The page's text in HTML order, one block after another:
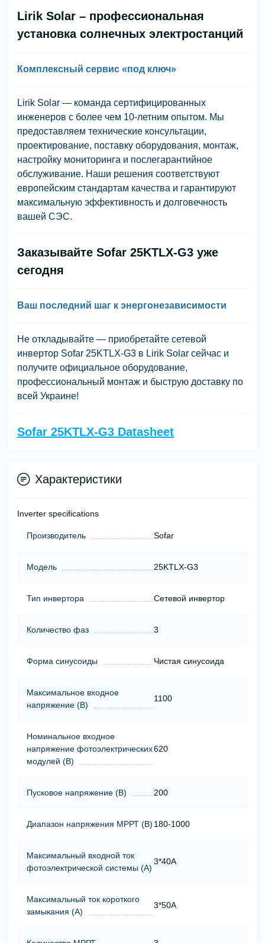
Lirik Solar – профессиональная
установка солнечных электростанций
Комплексный сервис «под ключ»
Lirik Solar — команда сертифицированных
инженеров с более чем 10-летним опытом. Мы
предоставляем технические консультации,
проектирование, поставку оборудования, монтаж,
настройку мониторинга и послегарантийное
обслуживание. Наши решения соответствуют
европейским стандартам качества и гарантируют
максимальную эффективность и долговечность
вашей СЭС.
Заказывайте Sofar 25KTLX-G3 уже
сегодня
Ваш последний шаг к энергонезависимости
Не откладывайте — приобретайте сетевой
инвертор Sofar 25KTLX-G3 в Lirik Solar сейчас и
получите официальное оборудование,
профессиональный монтаж и быструю доставку по
всей Украине!
Sofar 25KTLX-G3 Datasheet
Характеристики
Inverter specifications
Производитель Sofar
Модель 25KTLX-G3
Тип инвертора Сетевой инвертор
Количество фаз 3
Форма синусоиды Чистая синусоида
Максимальное входное
напряжение (В)
1100
Номинальное входное
напряжение фотоэлектрических
модулей (В)
620
Пусковое напряжение (В) 200
Диапазон напряжения МРРТ (В) 180-1000
Максимальный входной ток
фотоэлектрической системы (А)
3*40A
Максимальный ток короткого
замыкания (А)
3*50A